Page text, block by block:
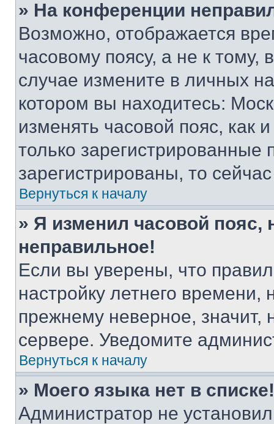
» На конференции
Возможно, отображается
часовому поясу, а не к тому,
случае измените в личных
котором вы находитесь:
изменять часовой пояс, как
только
зарегистрированы, то
Вернуться к началу
» Я изменил часовой пояс,
неправильное!
Если вы уверены, что
настройку летнего
прежнему неверное, значит,
сервере. Уведомите
Вернуться к началу
» Моего языка нет в списке!
Администратор не